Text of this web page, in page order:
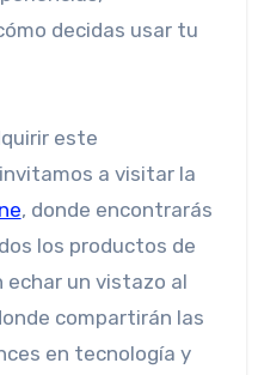
decidas usar tu
este
a visitar la
, donde encontrarás
los productos de
echar un vistazo al
compartirán las
en tecnología y